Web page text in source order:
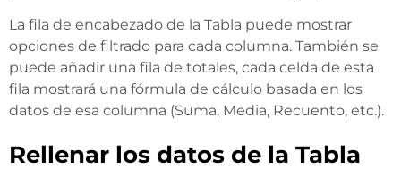
La fila de encabezado de la Tabla puede mostrar
opciones de filtrado para cada columna. También se
puede añadir una fila de totales, cada celda de esta
fila mostrará una fórmula de cálculo basada en los
datos de esa columna (Suma, Media, Recuento, etc.).
Rellenar los datos de la Tabla